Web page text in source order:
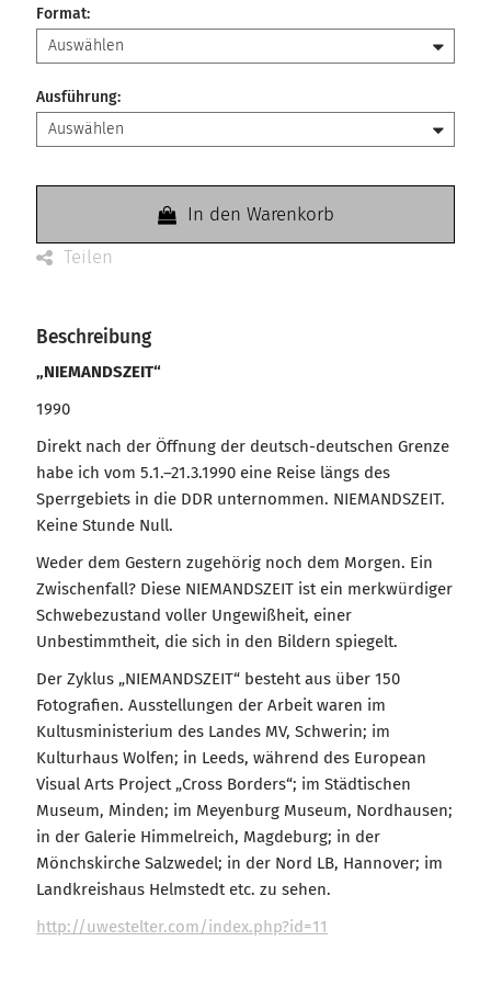
Format:
Ausführung:
In den Warenkorb
Teilen
Beschreibung
„NIEMANDSZEIT“
1990
Direkt nach der Öffnung der deutsch-deutschen Grenze
habe ich vom 5.1.–21.3.1990 eine Reise längs des
Sperrgebiets in die DDR unternommen. NIEMANDSZEIT.
Keine Stunde Null.
Weder dem Gestern zugehörig noch dem Morgen. Ein
Zwischenfall? Diese NIEMANDSZEIT ist ein merkwürdiger
Schwebezustand voller Ungewißheit, einer
Unbestimmtheit, die sich in den Bildern spiegelt.
Der Zyklus „NIEMANDSZEIT“ besteht aus über 150
Fotografien. Ausstellungen der Arbeit waren im
Kultusministerium des Landes MV, Schwerin; im
Kulturhaus Wolfen; in Leeds, während des European
Visual Arts Project „Cross Borders“; im Städtischen
Museum, Minden; im Meyenburg Museum, Nordhausen;
in der Galerie Himmelreich, Magdeburg; in der
Mönchskirche Salzwedel; in der Nord LB, Hannover; im
Landkreishaus Helmstedt etc. zu sehen.
http://uwestelter.com/index.php?id=11